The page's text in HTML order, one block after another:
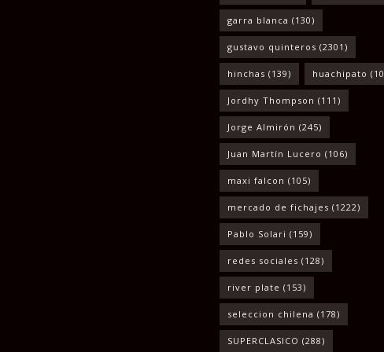
garra blanca (130)
gustavo quinteros (2301)
hinchas (139) huachipato
Jordhy Thompson (111)
Jorge Almirón (245)
Juan Martín Lucero (106)
maxi falcon (105)
mercado de fichajes (1222)
Pablo Solari (159)
redes sociales (128)
river plate (153)
seleccion chilena (178)
SUPERCLASICO (288)